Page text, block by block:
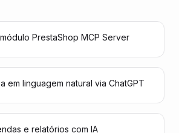
PrestaShop MCP Server
em linguagem natural via ChatGPT
e relatórios com IA